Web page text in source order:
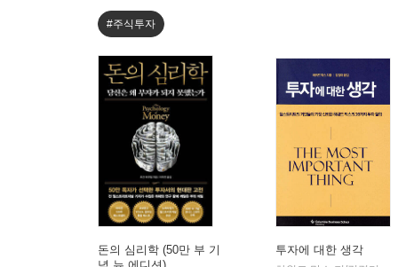
#주식투자
돈의 심리학 (50만 부 기
투자에 대한 생각